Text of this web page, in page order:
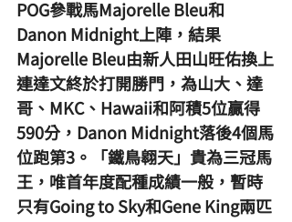
POG參戰馬Majorelle Bleu和
Danon Midnight上陣，結果
Majorelle Bleu由新人田山旺佑換上
連達文終於打開勝門，為山大、達
哥、MKC、Hawaii和阿積5位贏得
590分，Danon Midnight落後4個馬
位跑第3。「鐵鳥翱天」貴為三冠馬
王，唯首年度配種成績一般，暫時
只有Going to Sky和Gene King兩匹